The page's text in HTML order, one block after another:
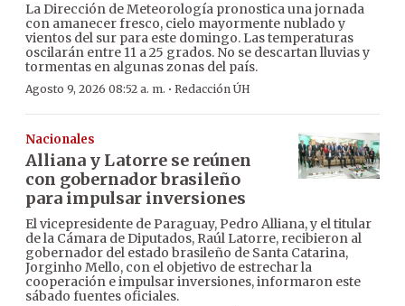
La Dirección de Meteorología pronostica una jornada
con amanecer fresco, cielo mayormente nublado y
vientos del sur para este domingo. Las temperaturas
oscilarán entre 11 a 25 grados. No se descartan lluvias y
tormentas en algunas zonas del país.
Agosto 9, 2026 08:52 a. m. · Redacción ÚH
Nacionales
Alliana y Latorre se reúnen
con gobernador brasileño
para impulsar inversiones
El vicepresidente de Paraguay, Pedro Alliana, y el titular
de la Cámara de Diputados, Raúl Latorre, recibieron al
gobernador del estado brasileño de Santa Catarina,
Jorginho Mello, con el objetivo de estrechar la
cooperación e impulsar inversiones, informaron este
sábado fuentes oficiales.